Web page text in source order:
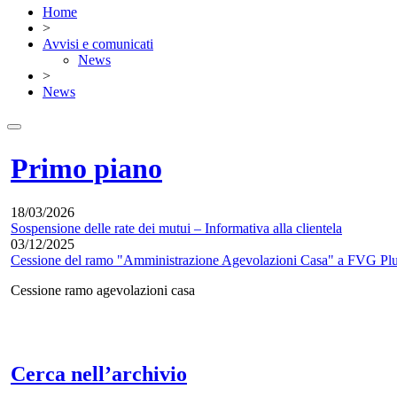
Home
>
Avvisi e comunicati
News
>
News
Primo piano
18/03/2026
Sospensione delle rate dei mutui – Informativa alla clientela
03/12/2025
Cessione del ramo "Amministrazione Agevolazioni Casa" a FVG
Cessione ramo agevolazioni casa
Cerca nell’archivio